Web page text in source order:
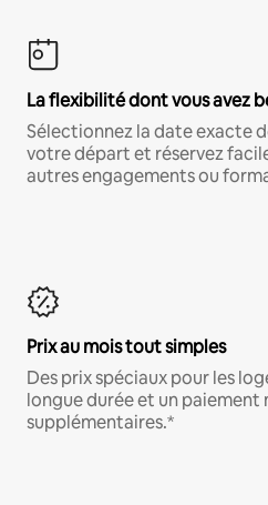
La flexibilité dont vous avez
Sélectionnez la date exacte
votre départ et réservez
autres engagements ou
Prix au mois tout simples
Des prix spéciaux pour les
longue durée et un paiement
supplémentaires.*